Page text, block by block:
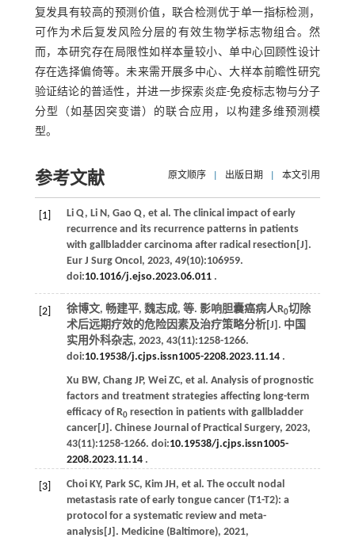
复发具有较高的预测价值，联合检测优于单一指标检测，
可作为术后复发风险分层的有效生物学标志物组合。然
而，本研究存在局限性如样本量较小、单中心回顾性设计
存在选择偏倚等。未来需开展多中心、大样本前瞻性研究
验证结论的普适性，并进一步探索炎症-免疫标志物与分子
分型（如基因突变谱）的联合应用，以构建多维预测模
型。
参考文献 原文顺序 出版日期 本文引用
[1] Li Q, Li N , Gao Q, et al . The clinical impact of early
recurrence and its recurrence patterns in patients
with gallbladder carcinoma after radical resection[J].
Eur J Surg Oncol , 2023, 49(10):106959.
doi:10.1016/j.ejso.2023.06.011.
[2] 徐博文, 畅建平, 魏志成, 等. 影响胆囊癌病人R0切除
术后远期疗效的危险因素及治疗策略分析[J]. 中国
实用外科杂志, 2023, 43(11):1258-1266.
doi:10.19538/j.cjps.issn1005-2208.2023.11.14.
Xu BW, Chang JP, Wei ZC, et al . Analysis of prognostic
factors and treatment strategies affecting long-term
efficacy of R0resection in patients with gallbladder
cancer[J]. Chinese Journal of Practical Surgery, 2023,
43(11):1258-1266. doi:10.19538/j.cjps.issn1005-
2208.2023.11.14.
[3] Choi KY, Park SC, Kim JH , et al . The occult nodal
metastasis rate of early tongue cancer (T1-T2): a
protocol for a systematic review and meta-
analysis[J]. Medicine (Baltimore), 2021,